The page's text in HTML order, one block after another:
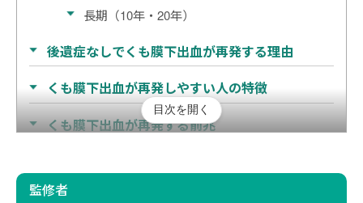
長期（10年・20年）
後遺症なしでくも膜下出血が再発する理由
くも膜下出血が再発しやすい人の特徴
くも膜下出血が再発する前兆
目次を開く
監修者